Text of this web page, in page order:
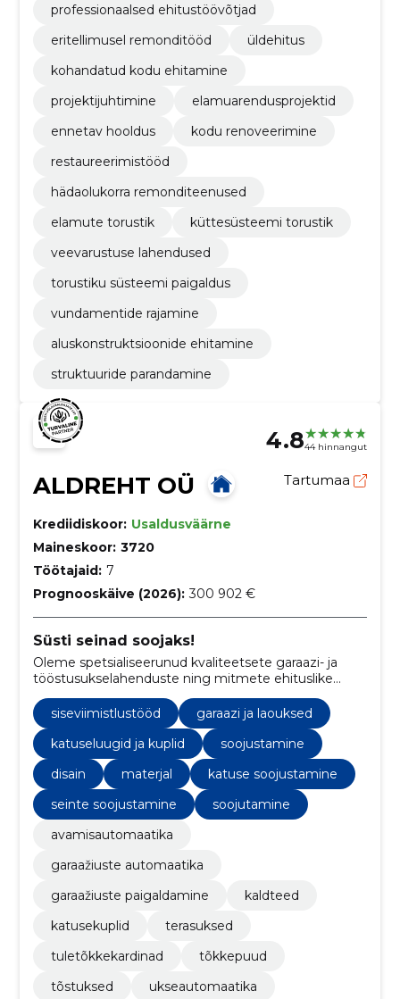
professionaalsed ehitustöövõtjad
eritellimusel remonditööd
üldehitus
kohandatud kodu ehitamine
projektijuhtimine
elamuarendusprojektid
ennetav hooldus
kodu renoveerimine
restaureerimistööd
hädaolukorra remonditeenused
elamute torustik
küttesüsteemi torustik
veevarustuse lahendused
torustiku süsteemi paigaldus
vundamentide rajamine
aluskonstruktsioonide ehitamine
struktuuride parandamine
4.844 hinnangut
ALDREHT OÜ Tartumaa
Krediidiskoor: Usaldusväärne
Maineskoor: 3720
Töötajaid: 7
Prognooskäive (2026): 300 902 €
Süsti seinad soojaks!
Oleme spetsialiseerunud kvaliteetsete garaazi- ja
tööstusukselahenduste ning mitmete ehituslike
soojustamisele ja üldehitustöödele.
siseviimistlustööd
garaazi ja laouksed
katuseluugid ja kuplid
soojustamine
disain
materjal
katuse soojustamine
seinte soojustamine
soojutamine
avamisautomaatika
garaažiuste automaatika
garaažiuste paigaldamine
kaldteed
katusekuplid
terasuksed
tuletõkkekardinad
tõkkepuud
tõstuksed
ukseautomaatika